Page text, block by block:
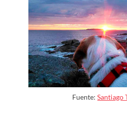
Fuente:Santiago